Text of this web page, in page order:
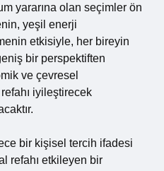
yararına olan seçimler ön
yeşil enerji
etkisiyle, her bireyin
bir perspektiften
ve çevresel
iyileştirecek
bir kişisel tercih ifadesi
refahı etkileyen bir